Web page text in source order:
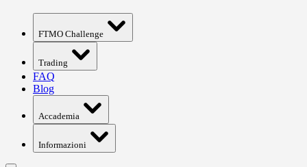
FTMO Challenge
Trading
FAQ
Blog
Accademia
Informazioni